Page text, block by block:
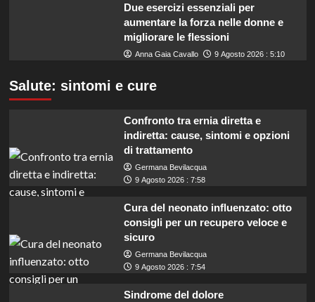
Due esercizi essenziali per
aumentare la forza nelle donne e
migliorare le flessioni
Anna Gaia Cavallo 9 Agosto 2026 : 5:10
Salute: sintomi e cure
Confronto tra ernia diretta e
indiretta: cause, sintomi e opzioni
di trattamento
Germana Bevilacqua
9 Agosto 2026 : 7:58
Cura del neonato influenzato: otto
consigli per un recupero veloce e
sicuro
Germana Bevilacqua
9 Agosto 2026 : 7:54
Sindrome del dolore